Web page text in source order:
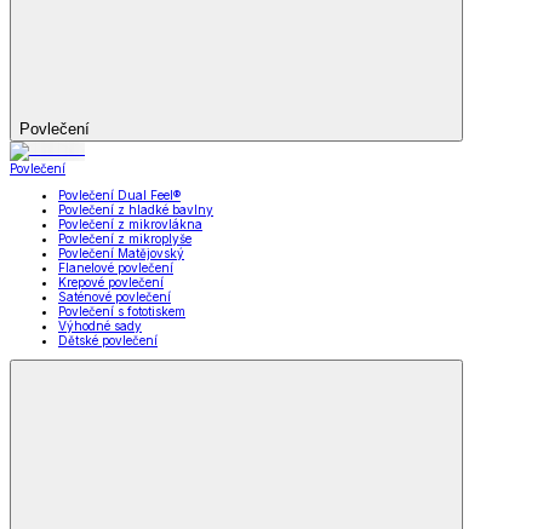
Povlečení
Povlečení
Povlečení Dual Feel®
Povlečení z hladké bavlny
Povlečení z mikrovlákna
Povlečení z mikroplyše
Povlečení Matějovský
Flanelové povlečení
Krepové povlečení
Saténové povlečení
Povlečení s fototiskem
Výhodné sady
Dětské povlečení